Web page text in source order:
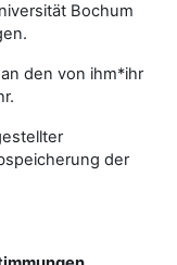
Bochum
den von ihm*ihr
der